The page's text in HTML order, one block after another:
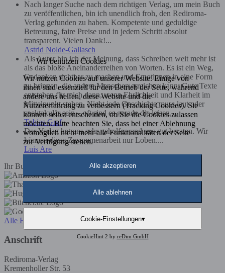
Nach langer Suche nach dem richtigen Verlag, um mein Buch
zu veröffentlichen, bin ich unendlich froh, den Rediroma-
Verlag gefunden zu haben. Kompetente und geduldige
Betreuung, faire Preise und in jedem Schritt absolut
transparent. Vielen Dank!...
Astrid Nolde-Gallasch
Als Autor bin ich der Meinung, dass Schreiben weit mehr ist
als das bloße Aneinanderreihen von Worten. Es ist ein Weg,
Gedanken sichtbar zu machen und Emotionen in eine Form
zu bringen, die andere Menschen erreichen kann. Gute Texte
entstehen für mich dann, wenn Ehrlichkeit und Klarheit im
Mittelpunkt stehen. Nicht jede Geschichte muss laut oder
spektakulär sein – oft sind es gerade die leisen,...
Tobias Graf
Der Verlag hat uns sehr geholfen und uns gut beraten. Wir
können diese Zusammenarbeit nur Loben....
Luis Are
Ihr Buch im Buchhandel
Alle Händler
Anschrift
Rediroma-Verlag
Kremenholler Str. 53
Wir benutzen Cookies
Wir nutzen Cookies auf unserer Website. Einige von
ihnen sind essenziell für den Betrieb der Seite, während
andere uns helfen, diese Website und die
Nutzererfahrung zu verbessern (Tracking Cookies). Sie
können selbst entscheiden, ob Sie die Cookies zulassen
möchten. Bitte beachten Sie, dass bei einer Ablehnung
womöglich nicht mehr alle Funktionalitäten der Seite
zur Verfügung stehen.
Alle akzeptieren
Alle ablehnen
Cookie-Einstellungen▾
CookieHint 2 by reDim GmbH